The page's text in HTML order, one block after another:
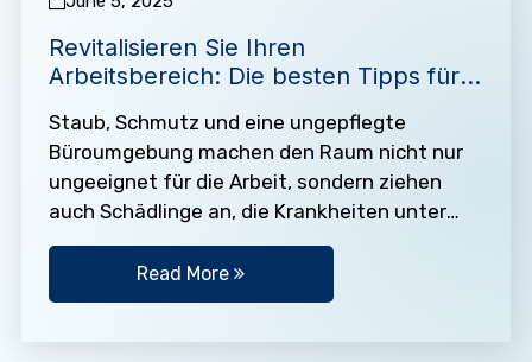
Revitalisieren Sie Ihren
Arbeitsbereich: Die besten Tipps für
Staub, Schmutz und eine ungepflegte
Büroumgebung machen den Raum nicht nur
ungeeignet für die Arbeit, sondern ziehen
auch Schädlinge an, die Krankheiten unter
den Mitarbeitern verbreiten können. Deshalb
Read More